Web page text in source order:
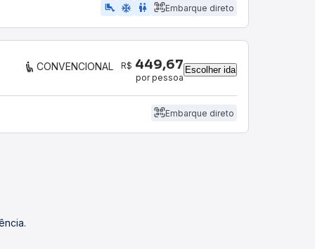
airline_seat_legroom_extra ac_unit wc Embarque direto
CONVENCIONAL R$ 449,67
por pessoa
Escolher ida
Embarque direto